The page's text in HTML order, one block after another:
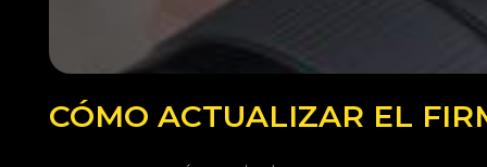
CÓMO ACTUALIZAR EL